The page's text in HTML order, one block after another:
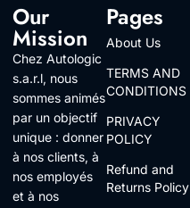
Our
Mission
Chez Autologic
s.a.r.l, nous
sommes animés
par un objectif
unique : donner
à nos clients, à
nos employés
et à nos
Pages
About Us
TERMS AND
CONDITIONS
PRIVACY
POLICY
Refund and
Returns Policy